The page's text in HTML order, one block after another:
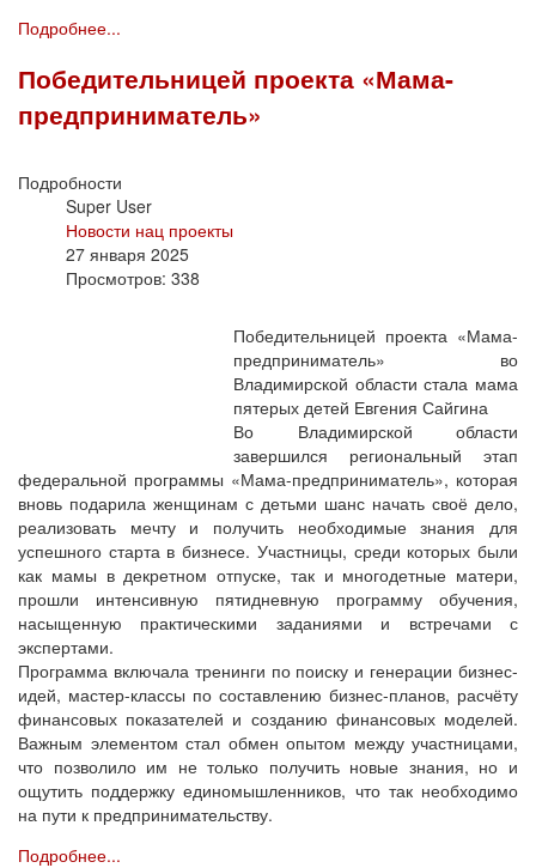
Подробнее...
Победительницей проекта «Мама-
предприниматель»
Подробности
Super User
Новости нац проекты
27 января 2025
Просмотров: 338
Победительницей проекта «Мама-
предприниматель» во
Владимирской области стала мама
пятерых детей Евгения Сайгина
Во Владимирской области
завершился региональный этап
федеральной программы «Мама-предприниматель», которая
вновь подарила женщинам с детьми шанс начать своё дело,
реализовать мечту и получить необходимые знания для
успешного старта в бизнесе. Участницы, среди которых были
как мамы в декретном отпуске, так и многодетные матери,
прошли интенсивную пятидневную программу обучения,
насыщенную практическими заданиями и встречами с
экспертами.
Программа включала тренинги по поиску и генерации бизнес-
идей, мастер-классы по составлению бизнес-планов, расчёту
финансовых показателей и созданию финансовых моделей.
Важным элементом стал обмен опытом между участницами,
что позволило им не только получить новые знания, но и
ощутить поддержку единомышленников, что так необходимо
на пути к предпринимательству.
Подробнее...